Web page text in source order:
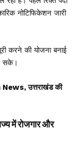
नोटिफिकेशन जारी
करने की योजना बनाई
सके।
उत्तराखंड की
में रोजगार और